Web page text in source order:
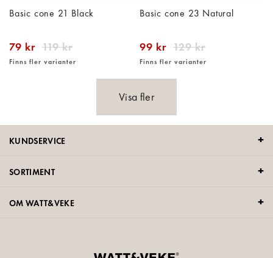
Basic cone 21 Black
79 kr 119 kr
Finns fler varianter
Basic cone 23 Natural
99 kr 129 kr
Finns fler varianter
Visa fler
KUNDSERVICE
SORTIMENT
OM WATT&VEKE